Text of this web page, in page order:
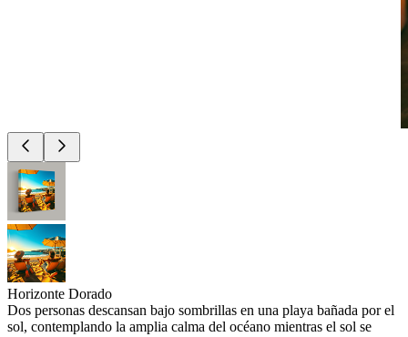
Horizonte Dorado
Dos personas descansan bajo sombrillas en una playa bañada por el
sol, contemplando la amplia calma del océano mientras el sol se